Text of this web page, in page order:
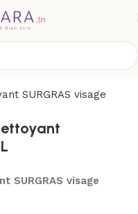
visage/Gel, crème, huile
SURGRAS visage